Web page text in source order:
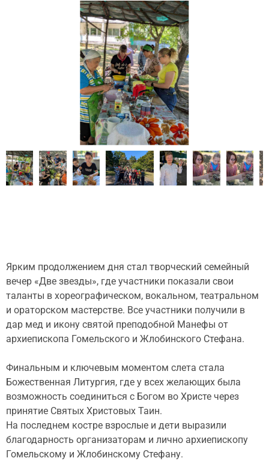
Ярким продолжением дня стал творческий семейный
вечер «Две звезды», где участники показали свои
таланты в хореографическом, вокальном, театральном
и ораторском мастерстве. Все участники получили в
дар мед и икону святой преподобной Манефы от
архиепископа Гомельского и Жлобинского Стефана.
Финальным и ключевым моментом слета стала
Божественная Литургия, где у всех желающих была
возможность соединиться с Богом во Христе через
принятие Святых Христовых Таин.
На последнем костре взрослые и дети выразили
благодарность организаторам и лично архиепископу
Гомельскому и Жлобинскому Стефану.